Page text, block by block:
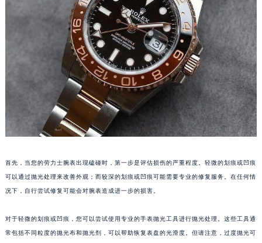
首先，当您的劳力士腕表出现磕碰时，第一步是评估损伤的严重程度。轻微的划痕或凹痕
可以通过抛光处理来改善外观；而较深的划痕或凹痕可能需要专业的修复服务。在任何情
况下，自行尝试修复可能会对腕表造成进一步的损害。
对于轻微的划痕或凹痕，您可以尝试使用专业的手表抛光工具进行抛光处理。这些工具通
常包括不同粒度的抛光布和抛光剂，可以帮助恢复表盘的光滑度。但请注意，过度抛光可